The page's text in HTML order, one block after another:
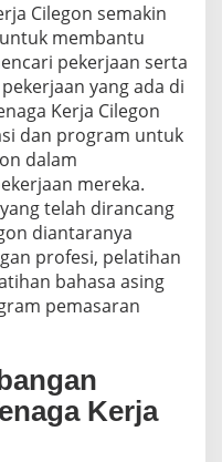
Cilegon semakin
membantu
pekerjaan serta
yang ada di
Kerja Cilegon
dan program untuk
dalam
mereka.
telah dirancang
diantaranya
profesi, pelatihan
bahasa asing
pemasaran
Kerja